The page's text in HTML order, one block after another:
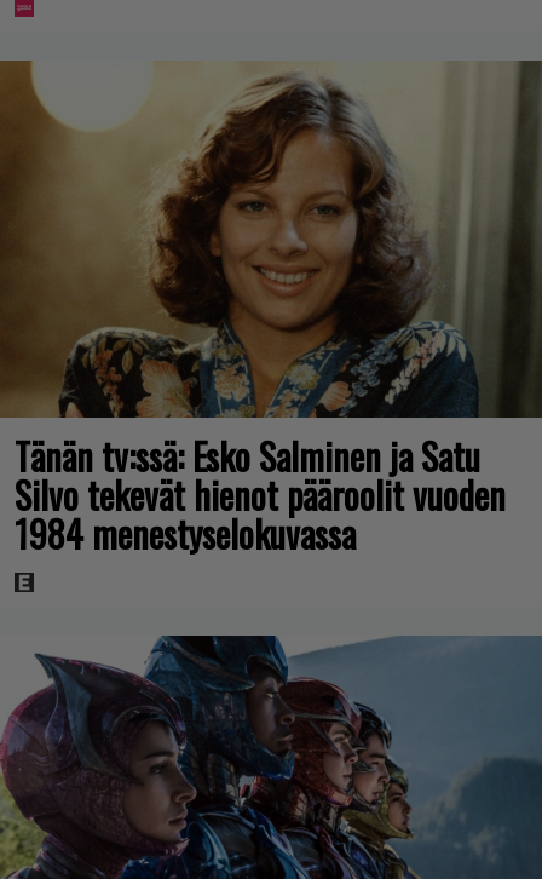
Tänän tv:ssä: Esko Salminen ja Satu
Silvo tekevät hienot pääroolit vuoden
1984 menestyselokuvassa